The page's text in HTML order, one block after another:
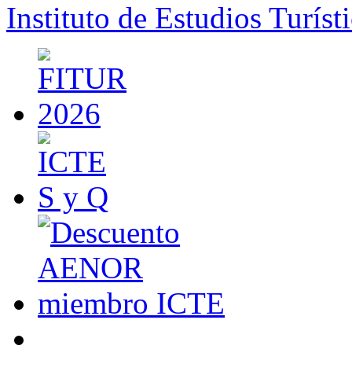
Instituto de Estudios